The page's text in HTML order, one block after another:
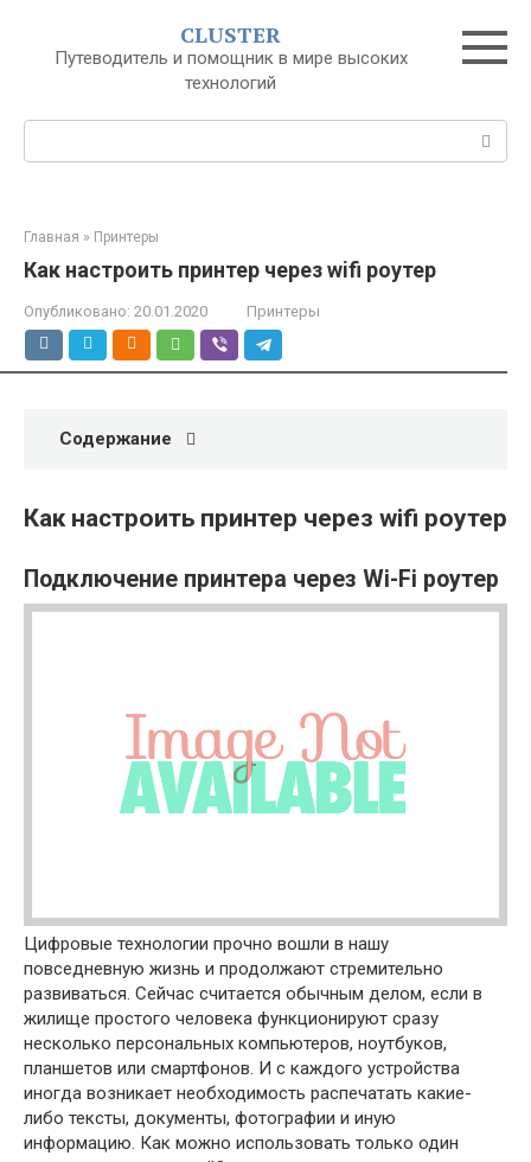
контенту
CLUSTER
Путеводитель и помощник в мире высоких
технологий
Главная » Принтеры
Как настроить принтер через wifi роутер
Опубликовано: 20.01.2020 Принтеры
Содержание
Как настроить принтер через wifi роутер
Подключение принтера через Wi-Fi роутер
Цифровые технологии прочно вошли в нашу
повседневную жизнь и продолжают стремительно
развиваться. Сейчас считается обычным делом, если в
жилище простого человека функционируют сразу
несколько персональных компьютеров, ноутбуков,
планшетов или смартфонов. И с каждого устройства
иногда возникает необходимость распечатать какие-
либо тексты, документы, фотографии и иную
информацию. Как можно использовать только один